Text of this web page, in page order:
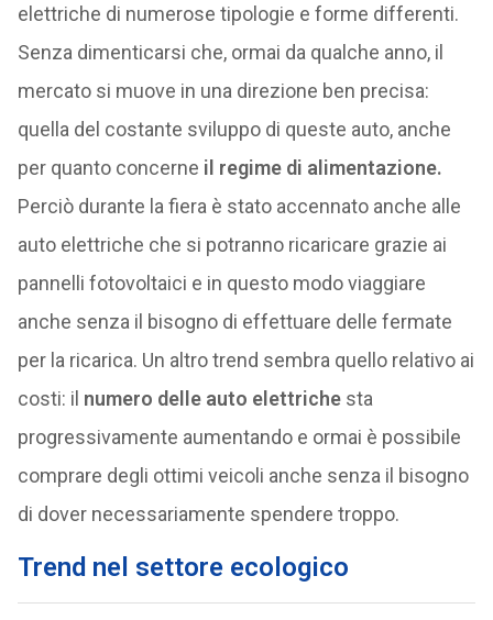
elettriche di numerose tipologie e forme differenti.
Senza dimenticarsi che, ormai da qualche anno, il
mercato si muove in una direzione ben precisa:
quella del costante sviluppo di queste auto, anche
per quanto concerne il regime di alimentazione.
Perciò durante la fiera è stato accennato anche alle
auto elettriche che si potranno ricaricare grazie ai
pannelli fotovoltaici e in questo modo viaggiare
anche senza il bisogno di effettuare delle fermate
per la ricarica. Un altro trend sembra quello relativo ai
costi: il numero delle auto elettrichesta
progressivamente aumentando e ormai è possibile
comprare degli ottimi veicoli anche senza il bisogno
di dover necessariamente spendere troppo.
Trend nel settore ecologico